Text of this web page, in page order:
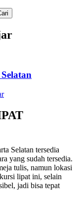
Selatan tersedia
yang sudah tersedia.
tulis, namun lokasi
lipat ini, selain
jadi bisa tepat